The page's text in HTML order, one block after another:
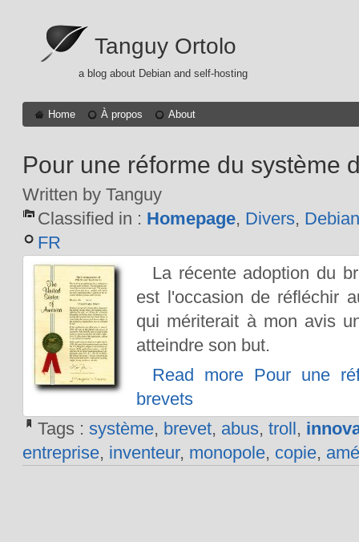
Tanguy Ortolo
a blog about Debian and self-hosting
Home À propos About
Pour une réforme du système
Written by Tanguy
Classified in : Homepage, Divers,
FR
La récente adoption du
est l'occasion de réfléchir
qui mériterait à mon avis
atteindre son but.
Read more Pour une
brevets
Tags : système, brevet, abus, troll,
entreprise, inventeur, monopole, copie,